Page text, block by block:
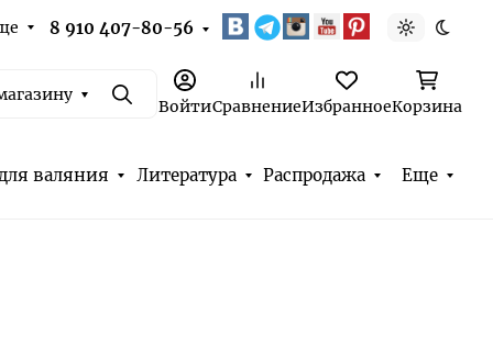
8 910 407-80-56 Светлая
ПоискВойтиСравнениеИзбранноеКорзина
валяния Литература Распродажа Еще